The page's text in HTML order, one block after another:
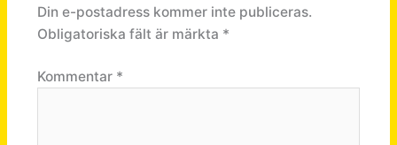
Din e-postadress kommer inte publiceras.
Obligatoriska fält är märkta *
Kommentar *